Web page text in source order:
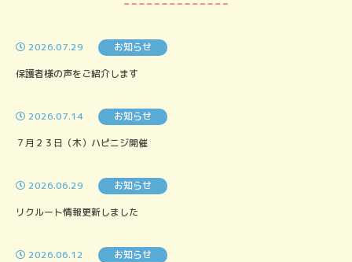
2026.07.29
お知らせ
保護者様の声をご紹介します
2026.07.14
お知らせ
７月２３日（木）ハピニジ開催
2026.06.29
お知らせ
リクルート情報更新しました
2026.06.12
お知らせ